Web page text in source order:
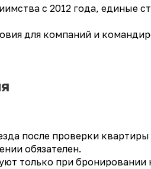
с 2012 года, единые
для компаний и
после проверки
обязателен.
только при бронировании